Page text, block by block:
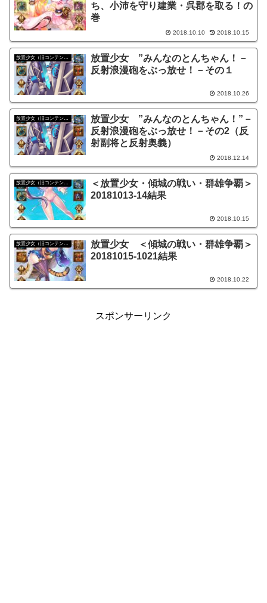
ち、小沛を守り建業・呉郡を取る！の
巻
2018.10.10 2018.10.15
放置少女（旧コンテンツ）
放置少女 ”みんなのとんちゃん！－
反射浪漫砲をぶっ放せ！－その１
2018.10.26
放置少女 ”みんなのとんちゃん！”－
反射浪漫砲をぶっ放せ！－その2（反
射副将と反射奥義）
2018.12.14
放置少女（旧コンテンツ）
＜放置少女・傾城の戦い・群雄争覇＞
20181013-14結果
2018.10.15
放置少女（旧コンテンツ）
放置少女 ＜傾城の戦い・群雄争覇＞
20181015-1021結果
2018.10.22
スポンサーリンク